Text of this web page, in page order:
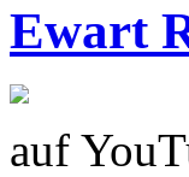
Ewart
auf